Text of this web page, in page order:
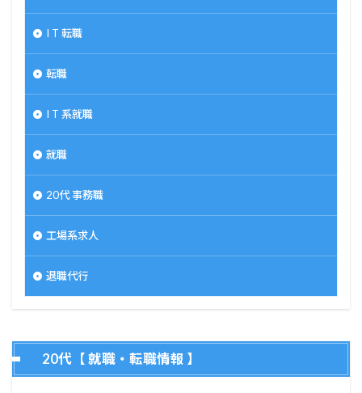
I T 転職
転職
I T 系就職
就職
20代 事務職
工場系求人
退職代行
20代【 就職・転職情報 】